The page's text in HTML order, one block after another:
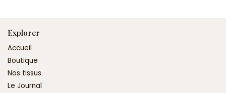
Explorer
Accueil
Boutique
Nos tissus
Le Journal